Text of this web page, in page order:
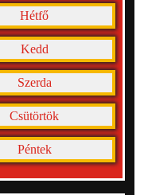
Hétfő
Kedd
Szerda
Csütörtök
Péntek